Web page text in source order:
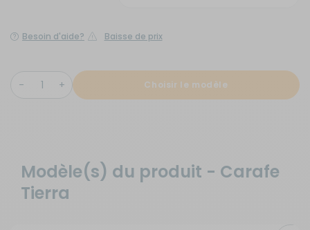
Besoin d'aide? Baisse de prix
Choisir le modèle
Modèle(s) du produit - Carafe
Tierra